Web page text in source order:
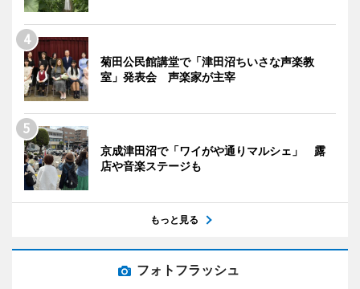
菊田公民館講堂で「津田沼ちいさな声楽教
室」発表会 声楽家が主宰
京成津田沼で「ワイがや通りマルシェ」 露
店や音楽ステージも
もっと見る
フォトフラッシュ